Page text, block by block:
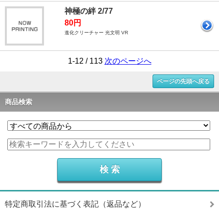
神極の絆 2/77
80円
進化クリーチャー 光文明 VR
1-12 / 113 次のページへ
ページの先頭へ戻る
商品検索
特定商取引法に基づく表記（返品など）